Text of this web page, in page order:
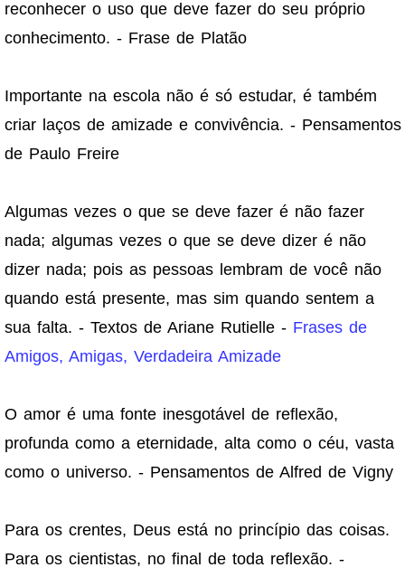
reconhecer o uso que deve fazer do seu próprio
conhecimento. - Frase de Platão
Importante na escola não é só estudar, é também
criar laços de amizade e convivência. - Pensamentos
de Paulo Freire
Algumas vezes o que se deve fazer é não fazer
nada; algumas vezes o que se deve dizer é não
dizer nada; pois as pessoas lembram de você não
quando está presente, mas sim quando sentem a
sua falta. - Textos de Ariane Rutielle - Frases de
Amigos, Amigas, Verdadeira Amizade
O amor é uma fonte inesgotável de reflexão,
profunda como a eternidade, alta como o céu, vasta
como o universo. - Pensamentos de Alfred de Vigny
Para os crentes, Deus está no princípio das coisas.
Para os cientistas, no final de toda reflexão. -